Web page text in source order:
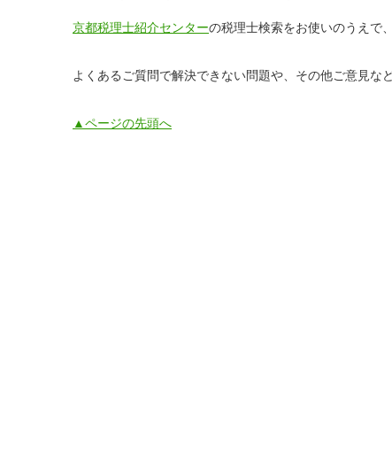
京都税理士紹介センターの税理士検索をお使いのうえで
よくあるご質問で解決できない問題や、その他ご意見な
▲ページの先頭へ